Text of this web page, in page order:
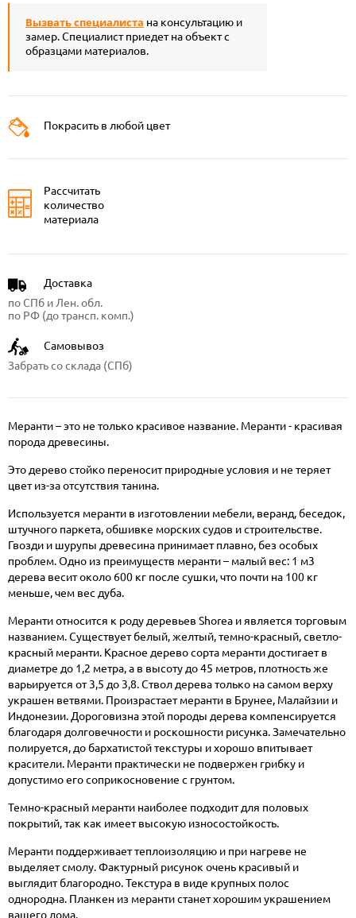
Вызвать специалиста на консультацию и
замер. Специалист приедет на объект с
образцами материалов.
Покрасить в любой цвет
Рассчитать
количество
материала
Доставка
по СПб и Лен. обл.
по РФ (до трансп. комп.)
Самовывоз
Забрать со склада (СПб)
Меранти – это не только красивое название. Меранти - красивая
порода древесины.
Это дерево стойко переносит природные условия и не теряет
цвет из-за отсутствия танина.
Используется меранти в изготовлении мебели, веранд, беседок,
штучного паркета, обшивке морских судов и строительстве.
Гвозди и шурупы древесина принимает плавно, без особых
проблем. Одно из преимуществ меранти – малый вес: 1 м3
дерева весит около 600 кг после сушки, что почти на 100 кг
меньше, чем вес дуба.
Меранти относится к роду деревьев Shorea и является торговым
названием. Существует белый, желтый, темно-красный, светло-
красный меранти. Красное дерево сорта меранти достигает в
диаметре до 1,2 метра, а в высоту до 45 метров, плотность же
варьируется от 3,5 до 3,8. Ствол дерева только на самом верху
украшен ветвями. Произрастает меранти в Брунее, Малайзии и
Индонезии. Дороговизна этой породы дерева компенсируется
благодаря долговечности и роскошности рисунка. Замечательно
полируется, до бархатистой текстуры и хорошо впитывает
красители. Меранти практически не подвержен грибку и
допустимо его соприкосновение с грунтом.
Темно-красный меранти наиболее подходит для половых
покрытий, так как имеет высокую износостойкость.
Меранти поддерживает теплоизоляцию и при нагреве не
выделяет смолу. Фактурный рисунок очень красивый и
выглядит благородно. Текстура в виде крупных полос
однородна. Планкен из меранти станет хорошим украшением
вашего дома.